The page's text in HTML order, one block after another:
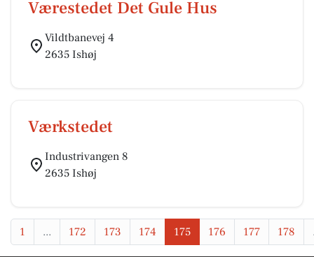
Værestedet Det Gule Hus
Vildtbanevej 4
2635 Ishøj
Værkstedet
Industrivangen 8
2635 Ishøj
1 ... 172 173 174 175 176 177 178